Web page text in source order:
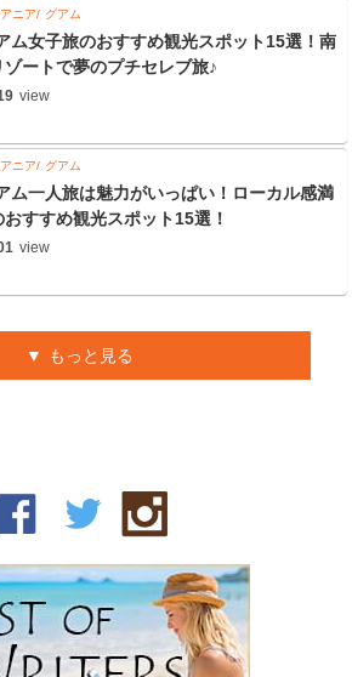
ニア グアム
ム女子旅のおすすめ観光スポット15選！南
ゾートで夢のプチセレブ旅♪
view
ニア グアム
ム一人旅は魅力がいっぱい！ローカル感満
おすすめ観光スポット15選！
view
もっと見る